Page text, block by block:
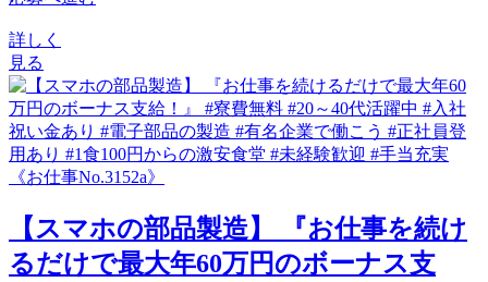
詳しく
見る
【スマホの部品製造】 『お仕事を続け
るだけで最大年60万円のボーナス支